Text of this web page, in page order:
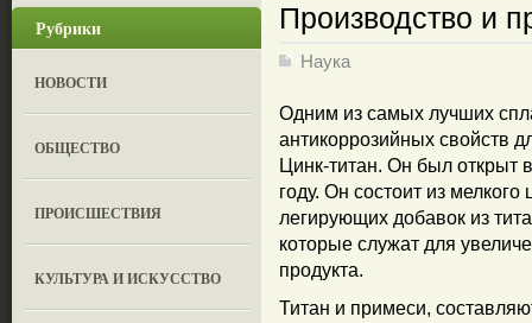
Рубрики
НОВОСТИ
ОБЩЕСТВО
ПРОИСШЕСТВИЯ
КУЛЬТУРА И ИСКУССТВО
Производство и
Наука
Одним из самых лучших
антикоррозийных свойств
Цинк-титан. Он был открыт
году. Он состоит из
легирующих добавок из
которые служат для
продукта.
Титан и примеси,